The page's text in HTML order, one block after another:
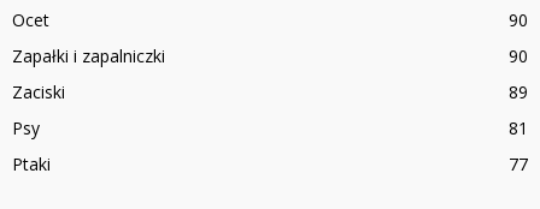
Ocet
90
Zapałki i zapalniczki
90
Zaciski
89
Psy
81
Ptaki
77